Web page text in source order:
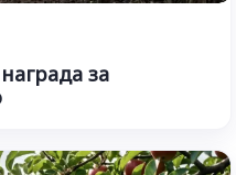
за